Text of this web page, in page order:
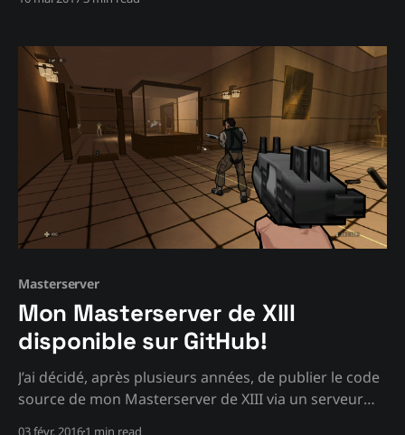
NES française à un « atout » qui au final n’apporte
Masterserver
Mon Masterserver de XIII
disponible sur GitHub!
J’ai décidé, après plusieurs années, de publier le code
source de mon Masterserver de XIII via un serveur
03 févr. 20161 min read